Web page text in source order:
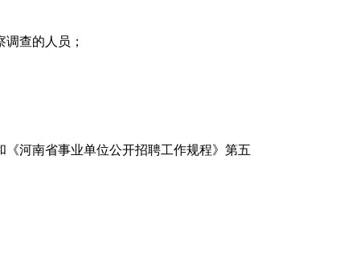
查的人员；
河南省事业单位公开招聘工作规程》第五